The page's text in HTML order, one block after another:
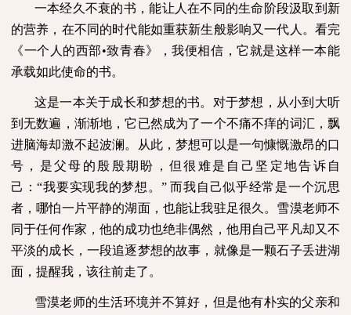
一本经久不衰的书，能让人在不同的生命阶段汲取到新
的营养，在不同的时代能如重获新生般影响又一代人。看完
《一个人的西部•致青春》，我便相信，它就是这样一本能
承载如此使命的书。
这是一本关于成长和梦想的书。对于梦想，从小到大听
到无数遍，渐渐地，它已然成为了一个不痛不痒的词汇，飘
进脑海却激不起波澜。从此，梦想可以是一句慷慨激昂的口
号，是父母的殷殷期盼，但很难是自己坚定地告诉自
己：“我要实现我的梦想。” 而我自己似乎经常是一个沉思
者，哪怕一片平静的湖面，也能让我驻足很久。雪漠老师不
同于任何作家，他的成功也绝非偶然，他用自己平凡却又不
平淡的成长，一段追逐梦想的故事，就像是一颗石子丢进湖
面，提醒我，该往前走了。
雪漠老师的生活环境并不算好，但是他有朴实的父亲和